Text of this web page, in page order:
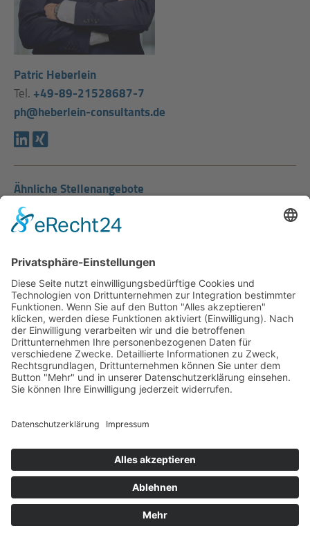
Patric Heberlein
Tel.+49-89-21528687-7
ph@heberlein-consultants.de
Ähnliche Stellenangebote
Produktionsleiter Lebensmittelindustrie (m/w/d)
alle Stellenangebote
Hinweis: Für eine bessere Lesbarkeit der Texte wird auf eine genderneutrale
Schreibweise verzichtet. Gemeint sind selbstverständlich Personen eines
jeden Geschlechts.
HEBERLEIN CONSULTANTS | Executive Search
info@heberlein-consultants.de
Startseite·Impressum·Datenschutz